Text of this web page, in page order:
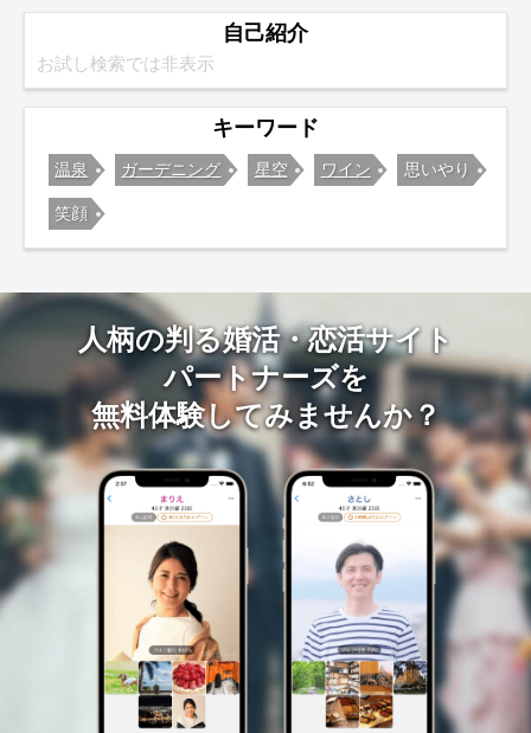
自己紹介
お試し検索では非表示
キーワード
温泉 ガーデニング 星空 ワイン 思いやり
笑顔
人柄の判る婚活・恋活サイト
パートナーズを
無料体験してみませんか？